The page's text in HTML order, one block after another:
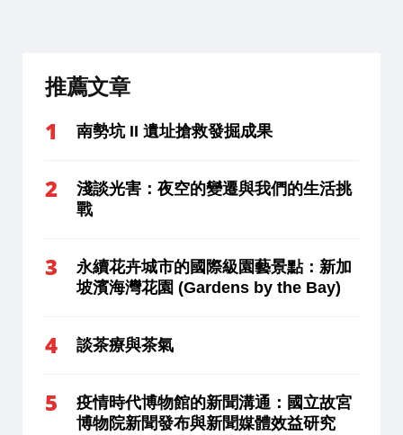
推薦文章
南勢坑 II 遺址搶救發掘成果
淺談光害：夜空的變遷與我們的生活挑
戰
永續花卉城市的國際級園藝景點：新加
坡濱海灣花園 (Gardens by the Bay)
談茶療與茶氣
疫情時代博物館的新聞溝通：國立故宮
博物院新聞發布與新聞媒體效益研究